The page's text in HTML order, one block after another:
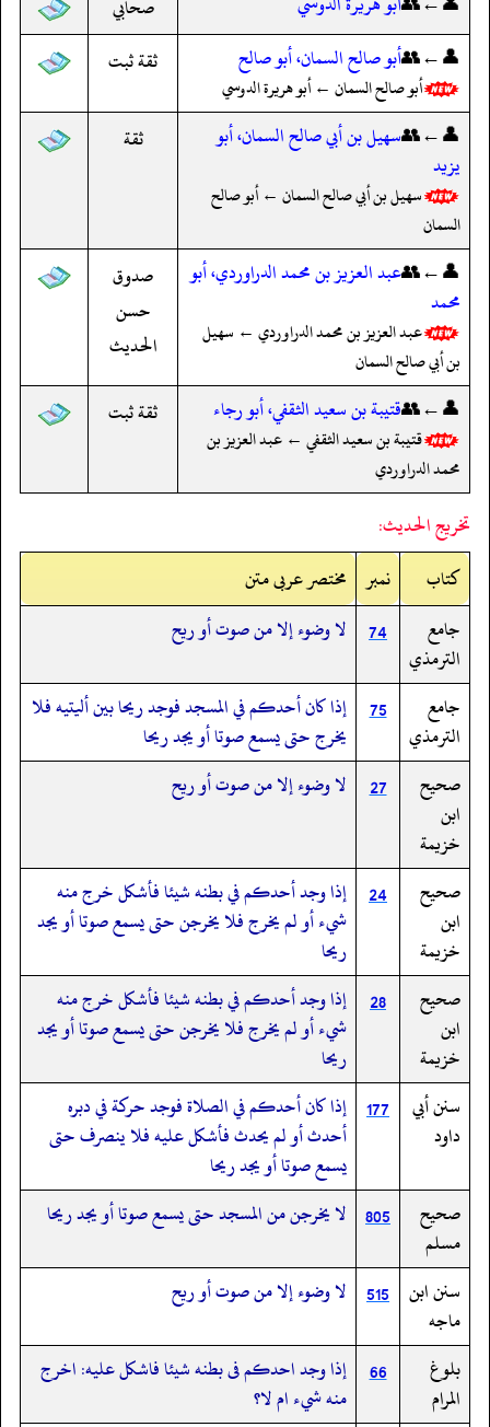
صحابي
👤←👥أبو صالح السمان، أبو صالح
أبو صالح السمان ← أبو هريرة الدوسي
ثقة ثبت
👤←👥سهيل بن أبي صالح السمان، أبو
يزيد
سهيل بن أبي صالح السمان ← أبو صالح
السمان
ثقة
👤←👥عبد العزيز بن محمد الدراوردي، أبو
محمد
عبد العزيز بن محمد الدراوردي ← سهيل
بن أبي صالح السمان
صدوق
حسن
الحديث
👤←👥قتيبة بن سعيد الثقفي، أبو رجاء
قتيبة بن سعيد الثقفي ← عبد العزيز بن
محمد الدراوردي
ثقة ثبت
تخريج الحديث:
کتاب
نمبر مختصر عربی متن
جامع
الترمذي
74 لا وضوء إلا من صوت أو ريح
جامع
الترمذي
75
إذا كان أحدكم في المسجد فوجد ريحا بين أليتيه فلا
يخرج حتى يسمع صوتا أو يجد ريحا
صحيح
ابن
خزيمة
27 لا وضوء إلا من صوت أو ريح
صحيح
ابن
خزيمة
24
إذا وجد أحدكم في بطنه شيئا فأشكل خرج منه
شيء أو لم يخرج فلا يخرجن حتى يسمع صوتا أو يجد
ريحا
صحيح
ابن
خزيمة
28
إذا وجد أحدكم في بطنه شيئا فأشكل خرج منه
شيء أو لم يخرج فلا يخرجن حتى يسمع صوتا أو يجد
ريحا
سنن أبي
داود
177 إذا كان أحدكم في الصلاة فوجد حركة في دبره
أحدث أو لم يحدث فأشكل عليه فلا ينصرف حتى
يسمع صوتا أو يجد ريحا
صحيح
مسلم
805 لا يخرجن من المسجد حتى يسمع صوتا أو يجد ريحا
سنن ابن
ماجه
515 لا وضوء إلا من صوت أو ريح
بلوغ
المرام
66
‏‏‏‏إذا وجد احدكم فى بطنه شيئا فاشكل عليه: اخرج
منه شيء ام لا؟